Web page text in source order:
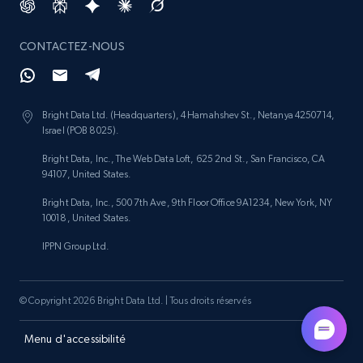
Review id, Reviewer name, Reviews by reviewer,
4.1K+ 303+ Buy Now
more.
Social media
CONTACTEZ-NOUS
Bright Data Ltd. (Headquarters), 4 Hamahshev St., Netanya 4250714,
Israel (POB 8025).
Bright Data, Inc., The Web Data Loft, 625 2nd St., San Francisco, CA
94107, United States.
Bright Data, Inc., 500 7th Ave, 9th Floor Office 9A1234, New York, NY
10018, United States.
IPPN Group Ltd.
Menu d'accessibilité
© Copyright 2026 Bright Data Ltd. | Tous droits réservés